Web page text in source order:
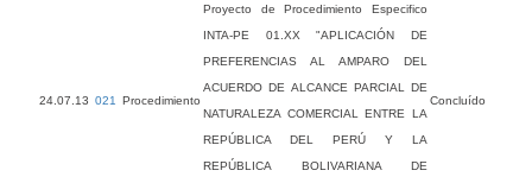
24.07.13 021 Procedimiento
Proyecto de Procedimiento Especifico
INTA-PE 01.XX "APLICACIÓN DE
PREFERENCIAS AL AMPARO DEL
ACUERDO DE ALCANCE PARCIAL DE
NATURALEZA COMERCIAL ENTRE LA
REPÚBLICA DEL PERÚ Y LA
REPÚBLICA BOLIVARIANA DE
Concluído